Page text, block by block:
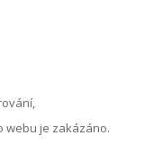
webu je zakázáno.